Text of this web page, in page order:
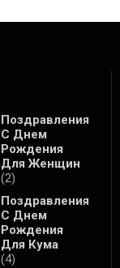
Поздравления
С Днем
Рождения
Для Женщин
(2)
Поздравления
С Днем
Рождения
Для Кума
(4)